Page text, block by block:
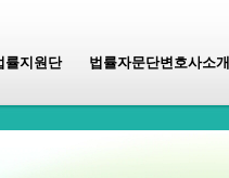
률지원단 법률자문단변호사소개